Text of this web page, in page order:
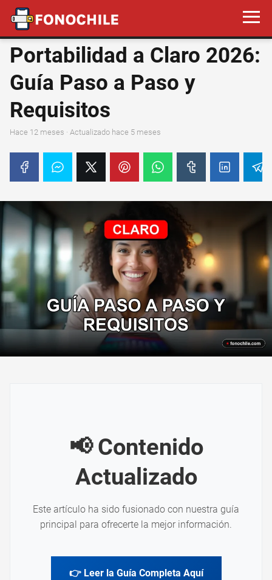
Portabilidad a Claro 2026:
Guía Paso a Paso y
Requisitos
hace 12 meses · Actualizado hace 5 meses
📢 Contenido
Actualizado
Este artículo ha sido fusionado con nuestra guía
principal para ofrecerte la mejor información.
👉 Leer la Guía Completa Aquí